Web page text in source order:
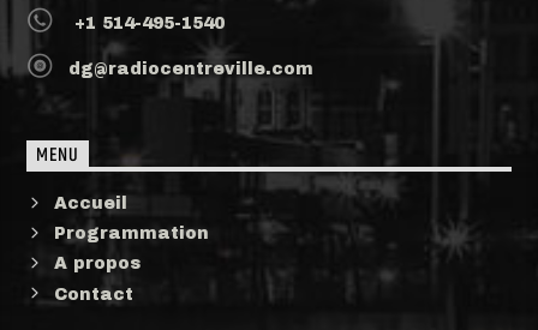
+1 514-495-1540
dg@radiocentreville.com
MENU
Accueil
Programmation
A propos
Contact